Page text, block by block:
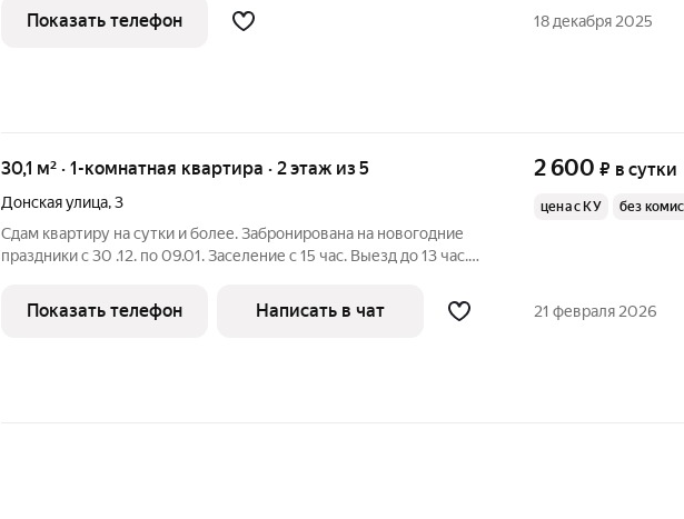
,ОТЧЕТНЫЕ ДОКУМЕНТЫ. РАЗВИТАЯ ИНФРАСТРУКТУРА.
Показать телефон 18 декабря 2025
30,1 м² · 1-комнатная квартира · 2 этаж из 5
Донская улица,3
Сдам квартиру на сутки и более. Забронирована на новогодние
праздники с 30 .12. по 09.01. Заселение с 15 час. Выезд до 13 час.
категория 23+ Проживание 3-х человек 2700 руб. Бронирование
2 600 ₽ в сутки
цена с КУ без
Показать телефон Написать в чат 21 февраля 2026